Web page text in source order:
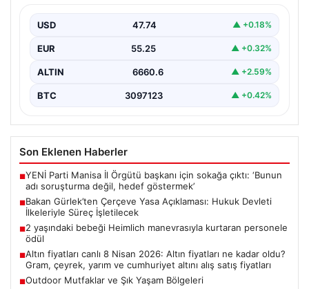
Adalet Bakanı Akın Gürlek, Türkiye’nin terörle mücadele
önemli…
USD 47.74 ▲ +0.18%
EUR 55.25 ▲ +0.32%
ALTIN 6660.6 ▲ +2.59%
BTC 3097123 ▲ +0.42%
Son Eklenen Haberler
■YENİ Parti Manisa İl Örgütü başkanı için sokağa çıktı: ‘Bunun
adı soruşturma değil, hedef göstermek’
■Bakan Gürlek’ten Çerçeve Yasa Açıklaması: Hukuk Devleti
İlkeleriyle Süreç İşletilecek
■2 yaşındaki bebeği Heimlich manevrasıyla kurtaran personele
ödül
■Altın fiyatları canlı 8 Nisan 2026: Altın fiyatları ne kadar oldu?
Gram, çeyrek, yarım ve cumhuriyet altını alış satış fiyatları
■Outdoor Mutfaklar ve Şık Yaşam Bölgeleri